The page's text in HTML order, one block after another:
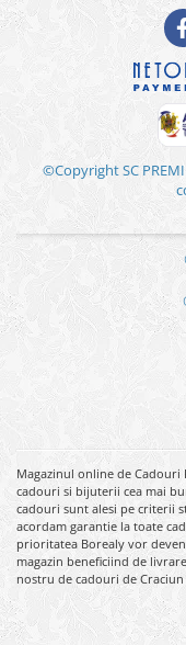
©Copyright SC
Magazinul online de
cadouri si bijuterii cea mai
cadouri sunt alesi pe criterii
acordam garantie la toate
prioritatea Borealy vor
magazin beneficiind de
nostru de cadouri de